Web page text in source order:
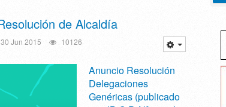
de Alcaldía
30 Jun 2015 10126
Anuncio Resolución
Delegaciones
Genéricas (publicado